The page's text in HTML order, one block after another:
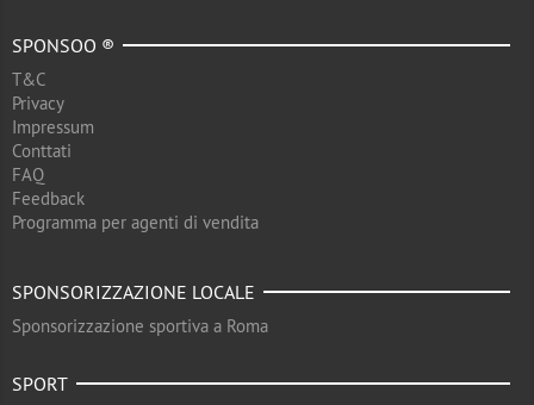
SPONSOO ®
T&C
Privacy
Impressum
Conttati
FAQ
Feedback
Programma per agenti di vendita
SPONSORIZZAZIONE LOCALE
Sponsorizzazione sportiva a Roma
SPORT